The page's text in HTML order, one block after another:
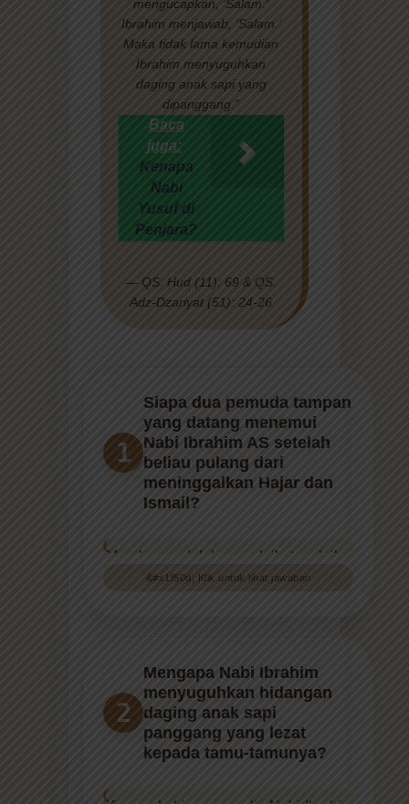
Ibrahim menjawab, ‘Salam.’
Maka tidak lama kemudian
Ibrahim menyuguhkan
daging anak sapi yang
dipanggang.”
Baca
juga:
Kenapa
Nabi
Yusuf di
Penjara?
Adz-Dzariyat (51): 24-26
1
yang datang menemui
Nabi Ibrahim AS setelah
beliau pulang dari
meninggalkan Hajar dan
Ismail?
Mereka adalah malaikat-malaikat
Allah yang diutus, yaitu Jibril, Mikail,
dan Israfil (dalam riwayat lain
Ibrahim tidak mengetahui身份 mereka
saat pertama kali bertamu. (Sumber:
Tafsir Ibnu Katsir; QS Hud: 69-70)
Sumber: QS Hud: 69, Tafsir Ibnu Katsir Jilid 4
&#x1f50d; Klik untuk lihat jawaban
2
menyuguhkan hidangan
daging anak sapi
panggang yang lezat
kepada tamu-tamunya?
Karena kebiasaan mulia Nabi Ibrahim